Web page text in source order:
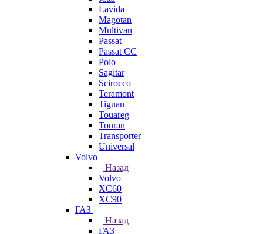
Lavida
Magotan
Multivan
Passat
Passat CC
Polo
Sagitar
Scirocco
Teramont
Tiguan
Touareg
Touran
Transporter
Universal
Volvo
Назад
Volvo
XC60
XC90
ГАЗ
Назад
ГАЗ